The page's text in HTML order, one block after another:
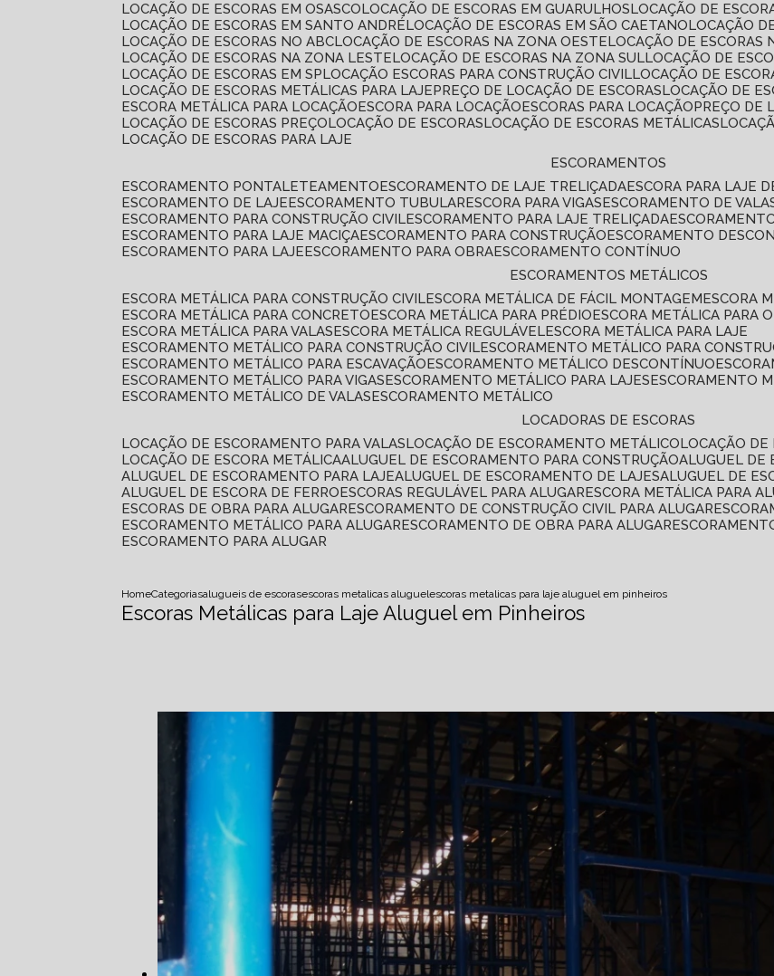
LOCAÇÃO DE ESCORAS EM OSASCO LOCAÇÃO DE ESCORAS EM GUARULHOS LOCAÇÃO DE
LOCAÇÃO DE ESCORAS EM SANTO ANDRÉ LOCAÇÃO DE ESCORAS EM SÃO CAETANO LOCAÇÃO
LOCAÇÃO DE ESCORAS NO ABC LOCAÇÃO DE ESCORAS NA ZONA OESTE LOCAÇÃO DE
LOCAÇÃO DE ESCORAS NA ZONA LESTE LOCAÇÃO DE ESCORAS NA ZONA SUL LOCAÇÃO DE
LOCAÇÃO DE ESCORAS EM SP LOCAÇÃO ESCORAS PARA CONSTRUÇÃO CIVIL LOCAÇÃO DE
LOCAÇÃO DE ESCORAS METÁLICAS PARA LAJE
PREÇO DE LOCAÇÃO DE ESCORAS LOCAÇÃO DE
ESCORA METÁLICA PARA LOCAÇÃO
ESCORA PARA LOCAÇÃO ESCORAS PARA LOCAÇÃO
PREÇO DE
LOCAÇÃO DE ESCORAS PREÇO LOCAÇÃO DE ESCORAS LOCAÇÃO DE ESCORAS METÁLICAS
LOCAÇÃO DE ESCORAS PARA LAJE
ESCORAMENTOS
ESCORAMENTO PONTALETEAMENTO
ESCORAMENTO DE LAJE TRELIÇADA ESCORA PARA LAJE
ESCORAMENTO DE LAJE
ESCORAMENTO TUBULAR ESCORA PARA VIGAS ESCORAMENTO DE
ESCORAMENTO PARA CONSTRUÇÃO CIVIL ESCORAMENTO PARA LAJE TRELIÇADA
ESCORAMENTO PARA LAJE MACIÇA ESCORAMENTO PARA CONSTRUÇÃO ESCORAMENTO
ESCORAMENTO PARA LAJE
ESCORAMENTO PARA OBRA ESCORAMENTO CONTÍNUO
ESCORAMENTOS METÁLICOS
ESCORA METÁLICA PARA CONSTRUÇÃO CIVIL ESCORA METÁLICA DE FÁCIL MONTAGEM
ESCORA
ESCORA METÁLICA PARA CONCRETO
ESCORA METÁLICA PARA PRÉDIO ESCORA METÁLICA PARA
ESCORA METÁLICA PARA VALAS
ESCORA METÁLICA REGULÁVEL ESCORA METÁLICA PARA LAJE
ESCORAMENTO METÁLICO PARA CONSTRUÇÃO CIVIL ESCORAMENTO METÁLICO PARA
ESCORAMENTO METÁLICO PARA ESCAVAÇÃO
ESCORAMENTO METÁLICO DESCONTÍNUO
ESCORAMENTO METÁLICO PARA VIGAS
ESCORAMENTO METÁLICO PARA LAJES
ESCORAMENTO
ESCORAMENTO METÁLICO DE VALAS
ESCORAMENTO METÁLICO
LOCADORAS DE ESCORAS
LOCAÇÃO DE ESCORAMENTO PARA VALAS LOCAÇÃO DE ESCORAMENTO METÁLICO LOCAÇÃO
LOCAÇÃO DE ESCORA METÁLICA ALUGUEL DE ESCORAMENTO PARA CONSTRUÇÃO ALUGUEL
ALUGUEL DE ESCORAMENTO PARA LAJE ALUGUEL DE ESCORAMENTO DE LAJES ALUGUEL DE
ALUGUEL DE ESCORA DE FERRO
ESCORAS REGULÁVEL PARA ALUGAR ESCORA METÁLICA PARA
ESCORAS DE OBRA PARA ALUGAR ESCORAMENTO DE CONSTRUÇÃO CIVIL PARA ALUGAR
ESCORAMENTO METÁLICO PARA ALUGAR ESCORAMENTO DE OBRA PARA ALUGAR
ESCORAMENTO PARA ALUGAR
HomeCategoriasalugueis de escorasescoras metalicas aluguelescoras metalicas para laje aluguel em pinheiros
Escoras Metálicas para Laje Aluguel em Pinheiros